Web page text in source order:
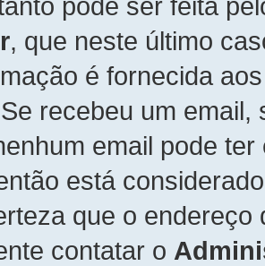
, que neste último
é fornecida
recebeu um
email pode
está
que o
contatar o